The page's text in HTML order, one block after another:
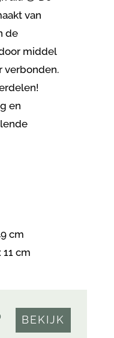
van
de
middel
verbonden.
en
cm
11 cm
BEKIJK